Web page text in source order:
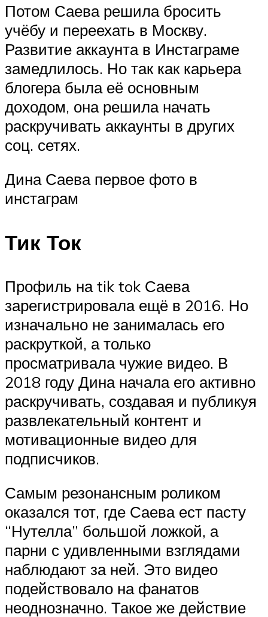
Потом Саева решила бросить
учёбу и переехать в Москву.
Развитие аккаунта в Инстаграме
замедлилось. Но так как карьера
блогера была её основным
доходом, она решила начать
раскручивать аккаунты в других
соц. сетях.
Дина Саева первое фото в
инстаграм
Тик Ток
Профиль на tik tok Саева
зарегистрировала ещё в 2016. Но
изначально не занималась его
раскруткой, а только
просматривала чужие видео. В
2018 году Дина начала его активно
раскручивать, создавая и публикуя
развлекательный контент и
мотивационные видео для
подписчиков.
Самым резонансным роликом
оказался тот, где Саева ест пасту
“Нутелла” большой ложкой, а
парни с удивленными взглядами
наблюдают за ней. Это видео
подействовало на фанатов
неоднозначно. Такое же действие